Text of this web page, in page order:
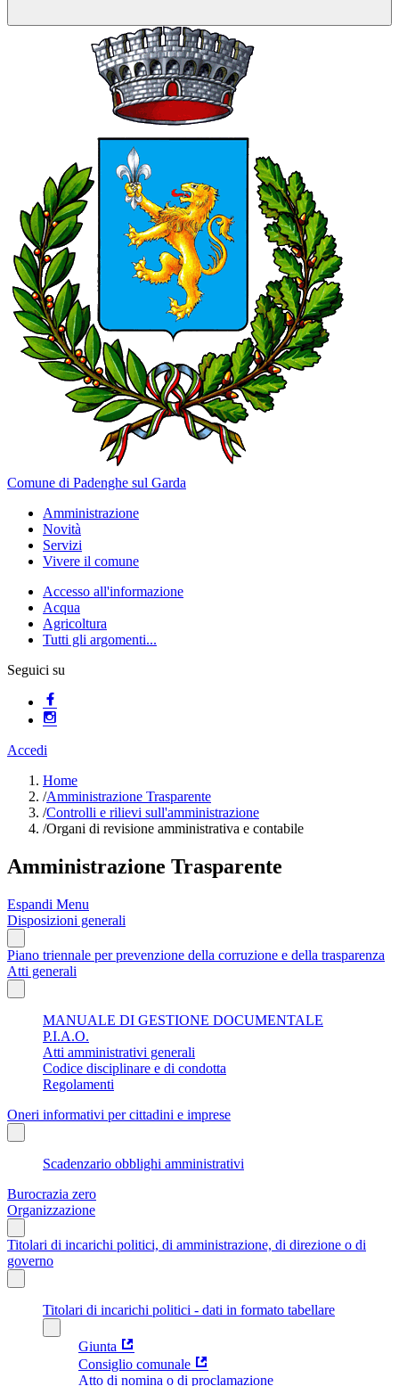
Comune di Padenghe sul Garda
Amministrazione
Novità
Servizi
Vivere il comune
Accesso all'informazione
Acqua
Agricoltura
Tutti gli argomenti...
Seguici su
Accedi
Home
/Amministrazione Trasparente
/Controlli e rilievi sull'amministrazione
/Organi di revisione amministrativa e contabile
Amministrazione Trasparente
Espandi Menu
Disposizioni generali
Piano triennale per prevenzione della corruzione e della trasparenza
Atti generali
MANUALE DI GESTIONE DOCUMENTALE
P.I.A.O.
Atti amministrativi generali
Codice disciplinare e di condotta
Regolamenti
Oneri informativi per cittadini e imprese
Scadenzario obblighi amministrativi
Burocrazia zero
Organizzazione
Titolari di incarichi politici, di amministrazione, di direzione o di
governo
Titolari di incarichi politici - dati in formato tabellare
Giunta
Consiglio comunale
Atto di nomina o di proclamazione